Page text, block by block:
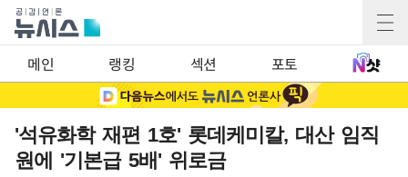
메인 랭킹 섹션 포토
'석유화학 재편 1호' 롯데케미칼, 대산 임직
원에 '기본급 5배' 위로금